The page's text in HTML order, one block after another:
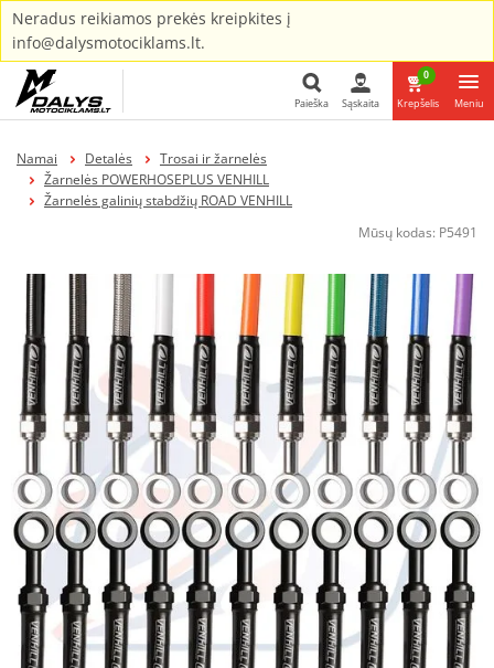
Neradus reikiamos prekės kreipkites į
info@dalysmotociklams.lt.
Paieška Sąskaita
0
Krepšelis Meniu
Namai Detalės
Trosai ir žarnelės
Žarnelės POWERHOSEPLUS VENHILL
Žarnelės galinių stabdžių ROAD VENHILL
Mūsų kodas: P5491